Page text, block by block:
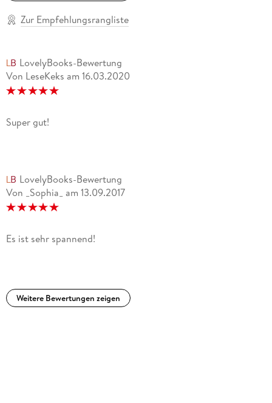
Zur Empfehlungsrangliste
LovelyBooks-Bewertung
Von LeseKeks am 16.03.2020
Super gut!
LovelyBooks-Bewertung
Von _Sophia_ am 13.09.2017
Es ist sehr spannend!
Weitere Bewertungen zeigen